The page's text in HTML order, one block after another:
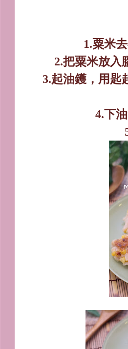
1.粟米
2.把粟米放入
3.起油鑊，用匙
4.下